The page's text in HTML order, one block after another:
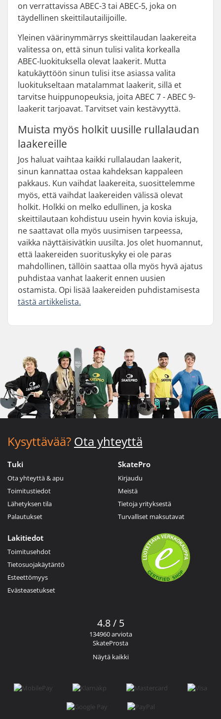
on verrattavissa ABEC-3 tai ABEC-5, joka on
täydellinen skeittilautailijoille.
Yleinen väärinymmärrys skeittilaudan laakereita
valitessa on, että sinun tulisi valita korkealla
ABEC-luokituksella olevat laakerit. Mutta
katukäyttöön sinun tulisi itse asiassa valita
luokitukseltaan matalammat laakerit, sillä et
tarvitse huippunopeuksia, joita ABEC 7 - ABEC 9-
laakerit tarjoavat. Tarvitset vain kestävyyttä.
Muista myös holkit uusille rullalaudan
laakereille
Jos haluat vaihtaa kaikki rullalaudan laakerit,
sinun kannattaa ostaa kahdeksan kappaleen
pakkaus. Kun vaihdat laakereita, suosittelemme
myös, että vaihdat laakereiden välissä olevat
holkit. Holkki on melko edullinen, ja koska
skeittilautaan kohdistuu usein hyvin kovia iskuja,
ne saattavat olla myös uusimisen tarpeessa,
vaikka näyttäisivätkin uusilta. Jos olet huomannut,
että laakereiden suorituskyky ei ole paras
mahdollinen, tällöin saattaa olla myös hyvä ajatus
puhdistaa vanhat laakerit ennen uusien
ostamista. Opi lisää laakereiden puhdistamisesta
tästä artikkelista.
Kysyttävää? Ota yhteyttä
Tuki
Ota yhteyttä & apu
Toimitustiedot
Lähetyksen tila
Palautukset
SkatePro
Kirjaudu
Meistä
Tietoja yrityksestä
Turvalliset maksutavat
Lakitiedot
Toimitusehdot
Tietosuojakäytäntö
Esteettömyys
Evästeasetukset
4.8 / 5
134960 arviota
SkateProsta
Näytä kaikki